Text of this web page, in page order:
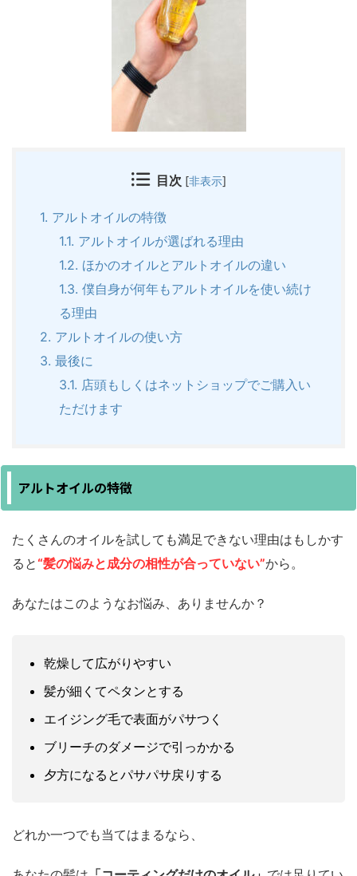
目次 [非表示]
1. アルトオイルの特徴
1.1. アルトオイルが選ばれる理由
1.2. ほかのオイルとアルトオイルの違い
1.3. 僕自身が何年もアルトオイルを使い続け
る理由
2. アルトオイルの使い方
3. 最後に
3.1. 店頭もしくはネットショップでご購入い
ただけます
アルトオイルの特徴
たくさんのオイルを試しても満足できない理由はもしかす
ると“髪の悩みと成分の相性が合っていない”から。
あなたはこのようなお悩み、ありませんか？
乾燥して広がりやすい
髪が細くてペタンとする
エイジング毛で表面がパサつく
ブリーチのダメージで引っかかる
夕方になるとパサパサ戻りする
どれか一つでも当てはまるなら、